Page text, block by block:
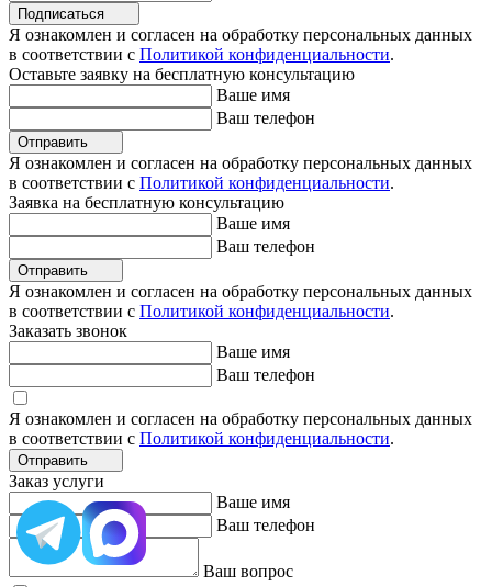
Подписаться
Я ознакомлен и согласен на обработку персональных данных
в соответствии с Политикой конфиденциальности.
Оставьте заявку на бесплатную консультацию
Ваше имя
Ваш телефон
Отправить
Я ознакомлен и согласен на обработку персональных данных
в соответствии с Политикой конфиденциальности.
Заявка на бесплатную консультацию
Ваше имя
Ваш телефон
Отправить
Я ознакомлен и согласен на обработку персональных данных
в соответствии с Политикой конфиденциальности.
Заказать звонок
Ваше имя
Ваш телефон
Я ознакомлен и согласен на обработку персональных данных
в соответствии с Политикой конфиденциальности.
Отправить
Заказ услуги
Ваше имя
Ваш телефон
Ваш вопрос